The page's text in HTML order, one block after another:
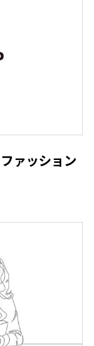
ァッション